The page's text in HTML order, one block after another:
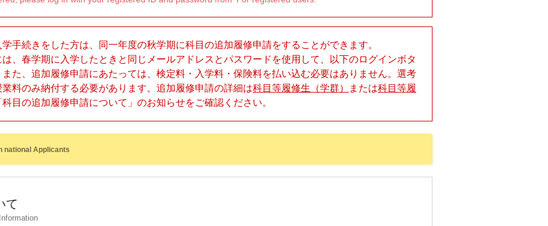
手続きをした方は、同一年度の秋学期に科目の追加履修申請をすることができます。
、春学期に入学したときと同じメールアドレスとパスワードを使用して、以下のログインボタ
た、追加履修申請にあたっては、検定料・入学料・保険料を払い込む必要はありません。選考
料のみ納付する必要があります。追加履修申請の詳細は科目等履修生（学群） または科目等履
目の追加履修申請について」のお知らせをご確認ください。
national Applicants
て